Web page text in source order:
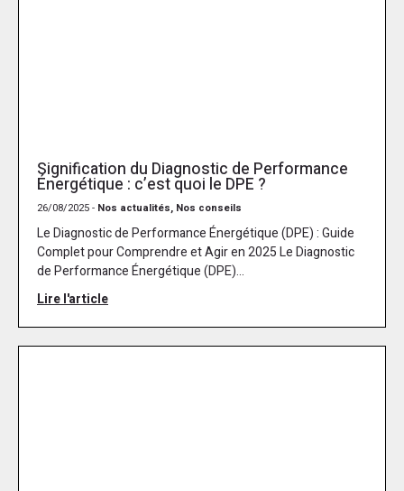
Signification du Diagnostic de Performance
Énergétique : c’est quoi le DPE ?
26/08/2025 - Nos actualités, Nos conseils
Le Diagnostic de Performance Énergétique (DPE) : Guide
Complet pour Comprendre et Agir en 2025 Le Diagnostic
de Performance Énergétique (DPE)...
Lire l'article